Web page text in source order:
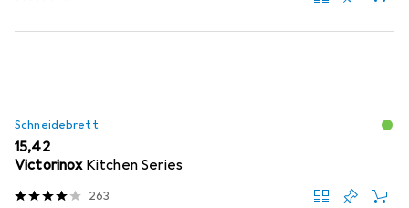
Schneidebrett
EUR
15,42
Victorinox Kitchen Series
263